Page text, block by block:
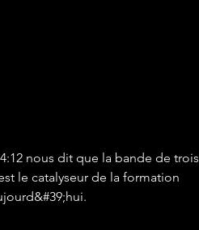
nous dit que la bande de trois
le catalyseur de la formation